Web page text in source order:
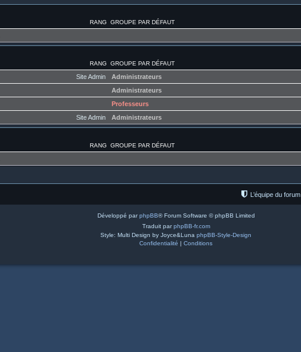
RANG GROUPE PAR DÉFAUT
RANG GROUPE PAR DÉFAUT
Site Admin Administrateurs
Administrateurs
Professeurs
Site Admin
Administrateurs
RANG GROUPE PAR DÉFAUT
L’équipe du forum
Développé parphpBB® Forum Software © phpBB Limited
Traduit parphpBB-fr.com
Style: Multi Design by Joyce&Luna phpBB-Style-Design
Confidentialité | Conditions